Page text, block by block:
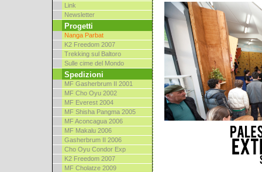
Link
Newsletter
Progetti
Nanga Parbat
K2 Freedom 2007
Trekking sul Baltoro
Sulle cime del Mondo
Spedizioni
MF Gasherbrum II 2001
MF Cho Oyu 2002
MF Everest 2004
MF Shisha Pangma 2005
MF Aconcagua 2006
MF Makalu 2006
Gasherbrum II 2006
Cho Oyu Condor Exp
K2 Freedom 2007
MF Cholatze 2009